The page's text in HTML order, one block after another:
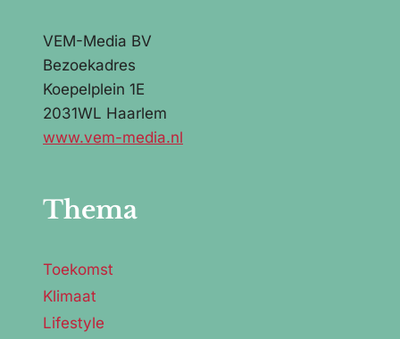
VEM-Media BV
Bezoekadres
Koepelplein 1E
2031WL Haarlem
www.vem-media.nl
Thema
Toekomst
Klimaat
Lifestyle